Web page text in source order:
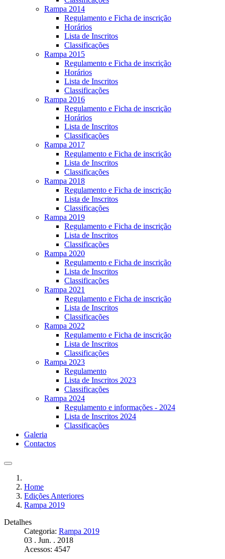
Rampa 2014
Regulamento e Ficha de inscrição
Horários
Lista de Inscritos
Classificações
Rampa 2015
Regulamento e Ficha de inscrição
Horários
Lista de Inscritos
Classificações
Rampa 2016
Regulamento e Ficha de inscrição
Horários
Lista de Inscritos
Classificações
Rampa 2017
Regulamento e Ficha de inscrição
Lista de Inscritos
Classificações
Rampa 2018
Regulamento e Ficha de inscrição
Lista de Inscritos
Classificações
Rampa 2019
Regulamento e Ficha de inscrição
Lista de Inscritos
Classificações
Rampa 2020
Regulamento e Ficha de inscrição
Lista de Inscritos
Classificações
Rampa 2021
Regulamento e Ficha de inscrição
Lista de Inscritos
Classificações
Rampa 2022
Regulamento e Ficha de inscrição
Lista de Inscritos
Classificações
Rampa 2023
Regulamento
Lista de Inscritos 2023
Classificações
Rampa 2024
Regulamento e informações - 2024
Lista de Inscritos 2024
Classificações
Galeria
Contactos
Home
Edições Anteriores
Rampa 2019
Detalhes
Categoria: Rampa 2019
03 . Jun. . 2018
Acessos: 4547